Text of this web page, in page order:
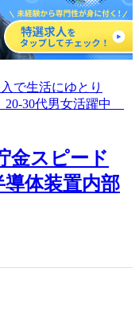
金スピード
導体装置内部